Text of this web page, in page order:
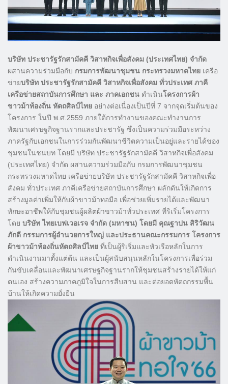
บริษัท ประชารัฐรักสามัคคี วิสาหกิจเพื่อสังคม (ประเทศไทย) จำกัด
ผสานความร่วมมือกับ กรมการพัฒนาชุมชน กระทรวงมหาดไทย เครือ
ข่ายบริษัท ประชารัฐรักสามัคคี วิสาหกิจเพื่อสังคม ทั่วประเทศ ภาคี
เครือข่ายสถาบันการศึกษา และ ภาคเอกชน ดำเนินโครงการผ้า
ขาวม้าท้องถิ่น หัตถศิลป์ไทย อย่างต่อเนื่องเป็นปีที่ 7 จากจุดเริ่มต้นของ
โครงการ ในปี พ.ศ.2559 ภายใต้การทำงานของคณะทำงานการ
พัฒนาเศรษฐกิจฐานรากและประชารัฐ ซึ่งเป็นความร่วมมือระหว่าง
ภาครัฐกับเอกชนในการร่วมกันพัฒนาชีวิตความเป็นอยู่และรายได้ของ
ชุมชนในชนบท โดยมี บริษัท ประชารัฐรักสามัคคี วิสาหกิจเพื่อสังคม
(ประเทศไทย) จำกัด ผสานความร่วมมือกับ กรมการพัฒนาชุมชน
กระทรวงมหาดไทย เครือข่ายบริษัท ประชารัฐรักสามัคคี วิสาหกิจเพื่อ
สังคม ทั่วประเทศ ภาคีเครือข่ายสถาบันการศึกษา ผลักดันให้เกิดการ
สร้างมูลค่าเพิ่มให้กับผ้าขาวม้าทอมือ เพื่อช่วยเพิ่มรายได้และพัฒนา
ทักษะอาชีพให้กับชุมชนผู้ผลิตผ้าขาวม้าทั่วประเทศ ที่ริเริ่มโครงการ
โดย บริษัท ไทยเบฟเวอเรจ จำกัด (มหาชน) โดยมี คุณฐาปน สิริวัฒน
ภักดี กรรมการผู้อำนวยการใหญ่ และประธานคณะกรรมการ โครงการ
ผ้าขาวม้าท้องถิ่นหัตถศิลป์ไทย ที่เป็นผู้ริเริ่มและหัวเรือหลักในการ
ดำเนินงานมาตั้งแต่ต้น และเป็นผู้สนับสนุนหลักในโครงการเพื่อร่วม
กันขับเคลื่อนและพัฒนาเศรษฐกิจฐานรากให้ชุมชนสร้างรายได้ให้แก่
ตนเอง สร้างความภาคภูมิใจในการสืบสาน และต่อยอดหัตถกรรมพื้น
บ้านให้เกิดความยั่งยืน